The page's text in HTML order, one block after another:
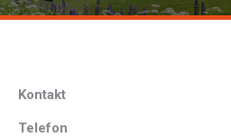
Sie
Kontakt
Telefon